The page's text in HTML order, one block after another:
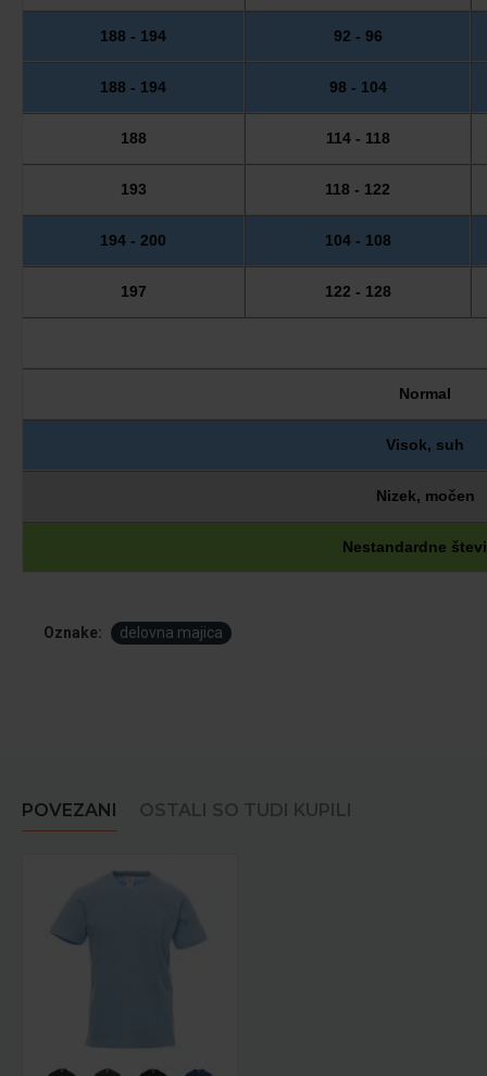
188 - 194 92 - 96
188 - 194 98 - 104
188 114 - 118
193 118 - 122
194 - 200 104 - 108
197 122 - 128
Normal
Visok, suh
Nizek, močen
Nestandardne
Oznake: delovna majica
POVEZANI OSTALI SO TUDI KUPILI